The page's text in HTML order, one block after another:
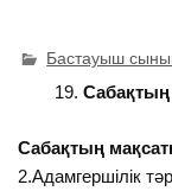
Бастауыш
Сабақтың
2.Адамгершілік